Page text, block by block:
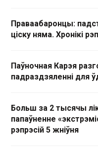
Праваабаронцы:
ціску няма. Хронікі
Паўночная Карэя
падраздзяленні для
Больш за 2 тысячы
папаўненне
рэпрэсій 5 жніўня